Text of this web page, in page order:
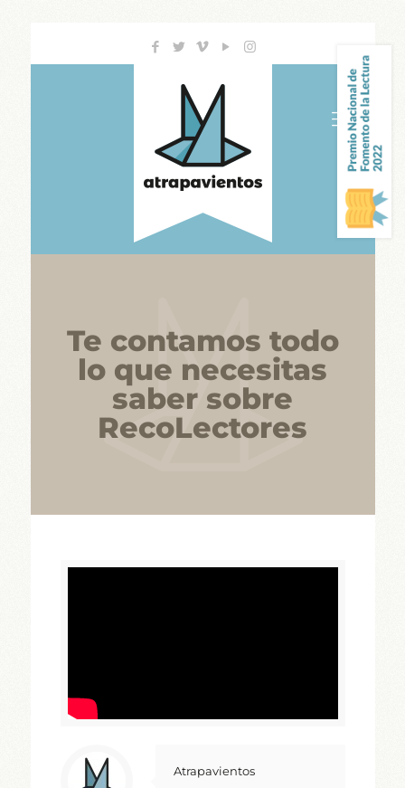
Te contamos todo
lo que necesitas
saber sobre
RecoLectores
Atrapavientos